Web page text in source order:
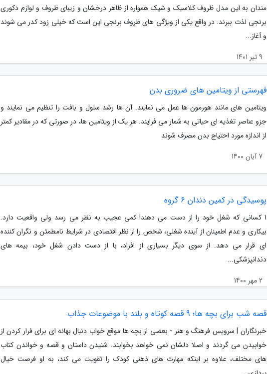
مندان به این مدل ظروف کلاسیک و شیک همواره از ظاهر درخشان و زیبای ظروف و لوازم دکوری
برنجی لذت ببرند. در واقع یکی از ویژگی های ظروف برنجی این است که خیلی زود کدر می شوند
و آغاز...
9 تیر 1401
فهرستی از ویتامین های ضروری بدن
ویتامین های مانند هورمون ها عمل می نمایند. آن ها رشد سلول و بافت را تنظیم می نمایند و
جزو عناصر تغذیه ای حیاتی به شمار می فرایند. هر یک از ویتامین ها، در صورتی که در مقادیر کمتر
از اندازه مورد احتیاج بدن مصرف شوند
7 آبان 1400
پوسیدگی در کمین دندان 6 گروه
1 کسانی که شغل خود را از دست می دهند! کمی عجیب به نظر می رسد ولی واقعیت دارد.
بیکاری و عدم اطمینان از آینده شغلی، شخص را از نظر اقتصادی در شرایط نامطمئن و نگران کننده
ای قرار می دهد. از سوی دیگر بسیاری از افراد، با از دست دادن شغل خود، بیمه های
دندانپزشکی...
2 مهر 1400
قصه شب برای بچه ها؛ 9 قصه کوتاه و بلند با موضوعات جذاب
خبرنگاران | سرویس فرهنگ و هنر - بعضی از بچه ها موقع خواب دنبال بهانه ای برای فرار کردن از
خوابیدن می گردند و اصلا دلشان نمی خواهد بخوابند. شنیدن داستان و قصه و خواندن کتاب
های مختلف، علاوه بر اینکه مهارت های ذهنی کودک را تقویت می کند، به او فرصت خیال